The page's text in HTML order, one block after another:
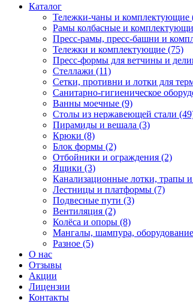
Каталог
Тележки-чаны и комплектующие
Рамы колбасные и
Пресс-рамы, пресс-башни и
Тележки и комплектующие (75)
Пресс-формы для ветчины и
Стеллажи (11)
Сетки, противни и лотки для
Санитарно-гигиеническое
Ванны моечные (9)
Столы из нержавеющей стали
Пирамиды и вешала (3)
Крюки (8)
Блок формы (2)
Отбойники и ограждения (2)
Ящики (3)
Канализационные лотки, трапы
Лестницы и платформы (7)
Подвесные пути (3)
Вентиляция (2)
Колёса и опоры (8)
Мангалы, шампура,
Разное (5)
О нас
Отзывы
Акции
Лицензии
Контакты